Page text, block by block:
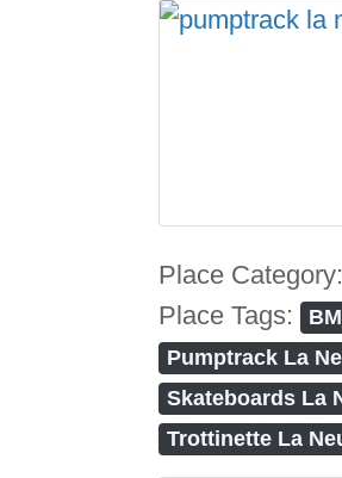
Place Category:
Place Tags:
Pumptrack La
Skateboards La
Trottinette La